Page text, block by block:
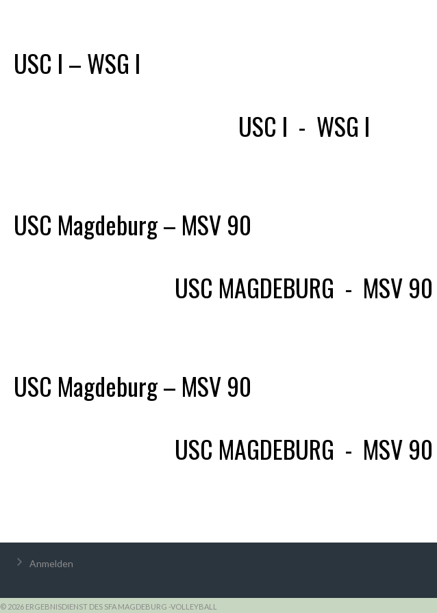
USC I – WSG I
USC I - WSG I
USC Magdeburg – MSV 90
USC MAGDEBURG - MSV 90
USC Magdeburg – MSV 90
USC MAGDEBURG - MSV 90
Anmelden
© 2026 ERGEBNISDIENST DES SFA MAGDEBURG -VOLLEYBALL